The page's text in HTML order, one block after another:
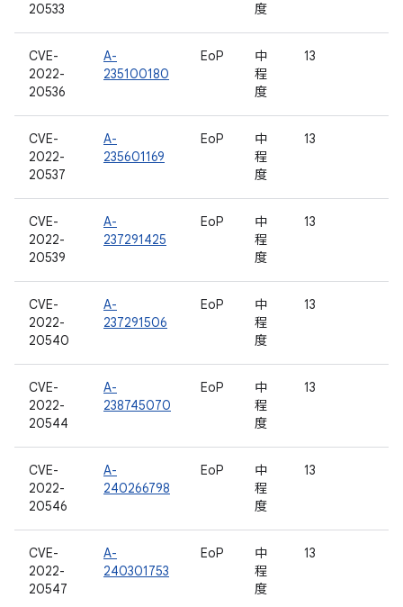
20533
度
CVE-
2022-
20536
A-
235100180
EoP
中
程
度
13
CVE-
2022-
20537
A-
235601169
EoP
中
程
度
13
CVE-
2022-
20539
A-
237291425
EoP
中
程
度
13
CVE-
2022-
20540
A-
237291506
EoP
中
程
度
13
CVE-
2022-
20544
A-
238745070
EoP
中
程
度
13
CVE-
2022-
20546
A-
240266798
EoP
中
程
度
13
CVE-
2022-
20547
A-
240301753
EoP
中
程
度
13